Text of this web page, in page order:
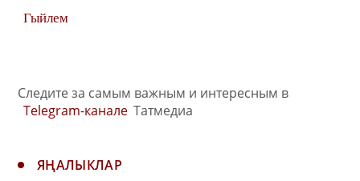
Гыйлем
Следите за самым важным и интересным в
Telegram-канале Татмедиа
ЯҢАЛЫКЛАР